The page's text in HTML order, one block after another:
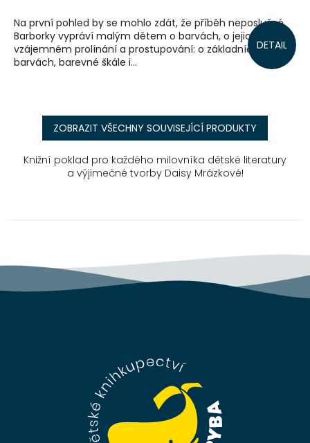
DETAIL
Na první pohled by se mohlo zdát, že příběh neposlušné
Barborky vypráví malým dětem o barvách, o jejich
vzájemném prolínání a prostupování: o základních
barvách, barevné škále i...
ZOBRAZIT VŠECHNY SOUVISEJÍCÍ PRODUKTY
Knižní poklad pro každého milovníka dětské literatury
a výjimečné tvorby Daisy Mrázkové!